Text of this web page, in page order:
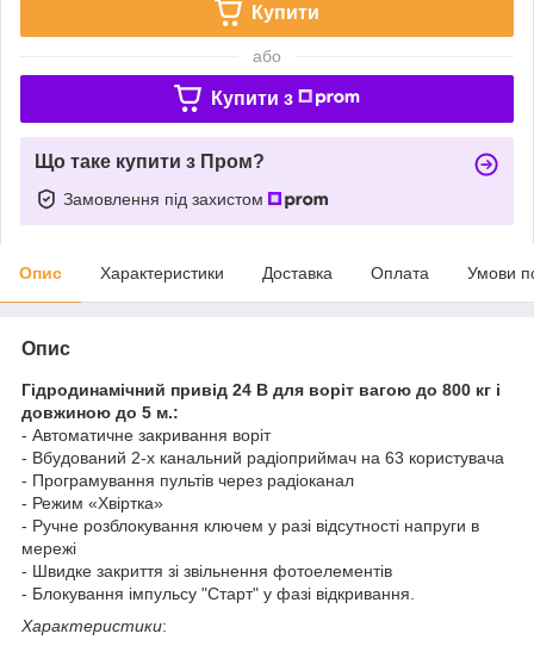
Купити
або
Купити з
Що таке купити з Пром?
Замовлення під захистом
Опис Характеристики Доставка Оплата Умови
Опис
Гідродинамічний привід 24 В для воріт вагою до 800 кг і
довжиною до 5 м.:
- Автоматичне закривання воріт
- Вбудований 2-х канальний радіоприймач на 63 користувача
- Програмування пультів через радіоканал
- Режим «Хвіртка»
- Ручне розблокування ключем у разі відсутності напруги в
мережі
- Швидке закриття зі звільнення фотоелементів
- Блокування імпульсу "Старт" у фазі відкривання.
Характеристики: